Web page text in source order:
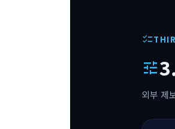
checklist
tune
외부 제